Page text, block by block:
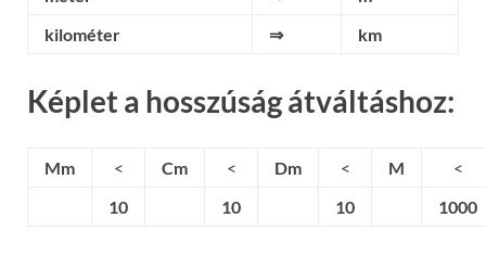
kilométer
⇒ km
Képlet a hosszúság átváltáshoz:
Mm < Cm < Dm < M
<
10
10 10 1000